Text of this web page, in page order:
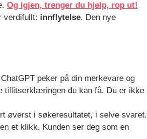
Og igjen, trenger du hjelp, rop ut!
verdifullt: innflytelse. Den nye
peker på din merkevare og
tillitserklæringen du kan få. Du er ikke
øverst i søkeresultatet, i selve svaret.
et klikk. Kunden ser deg som en